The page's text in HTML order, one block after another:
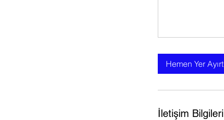
Hemen Yer Ayırt
İletişim Bilgileri